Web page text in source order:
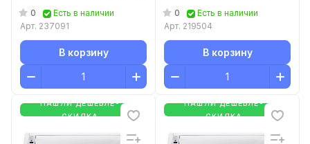
Multizone ASI-
12COHMZK(GEH12AA-
0
Есть в наличии
Арт. 237091
В корзину
Free Match IV
GTH(09)CA-K6DNA1A/I
0
Есть в наличии
Арт. 219504
В корзину
НАШЛИ ДЕШЕВЛЕ-
СКИДКА
НАШЛИ ДЕШЕВЛЕ-
СКИДКА